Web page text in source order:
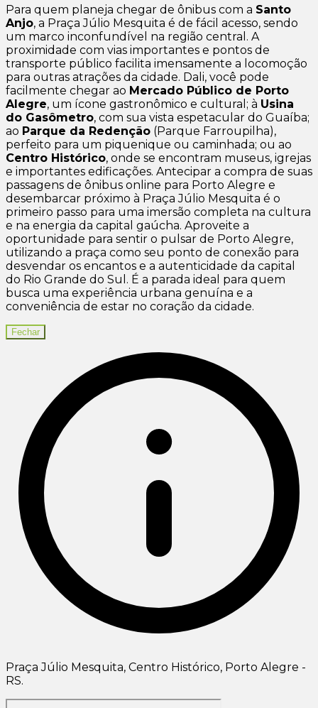
Para quem planeja chegar de ônibus com a Santo
Anjo, a Praça Júlio Mesquita é de fácil acesso, sendo
um marco inconfundível na região central. A
proximidade com vias importantes e pontos de
transporte público facilita imensamente a locomoção
para outras atrações da cidade. Dali, você pode
facilmente chegar ao Mercado Público de Porto
Alegre, um ícone gastronômico e cultural; à Usina
do Gasômetro, com sua vista espetacular do Guaíba;
ao Parque da Redenção (Parque Farroupilha),
perfeito para um piquenique ou caminhada; ou ao
Centro Histórico, onde se encontram museus, igrejas
e importantes edificações. Antecipar a compra de suas
passagens de ônibus online para Porto Alegre e
desembarcar próximo à Praça Júlio Mesquita é o
primeiro passo para uma imersão completa na cultura
e na energia da capital gaúcha. Aproveite a
oportunidade para sentir o pulsar de Porto Alegre,
utilizando a praça como seu ponto de conexão para
desvendar os encantos e a autenticidade da capital
do Rio Grande do Sul. É a parada ideal para quem
busca uma experiência urbana genuína e a
conveniência de estar no coração da cidade.
Fechar
Praça Júlio Mesquita, Centro Histórico, Porto Alegre -
RS.